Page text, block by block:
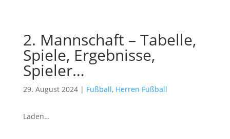
2. Mannschaft – Tabelle,
Spiele, Ergebnisse,
Spieler…
29. August 2024| Fußball, Herren Fußball
Laden…